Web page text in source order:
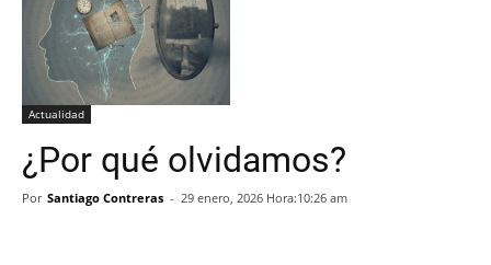
Actualidad
¿Por qué olvidamos?
Por Santiago Contreras - 29 enero, 2026 Hora:10:26 am